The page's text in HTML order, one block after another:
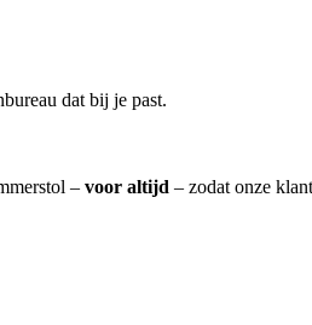
dat bij je past.
– voor altijd – zodat onze